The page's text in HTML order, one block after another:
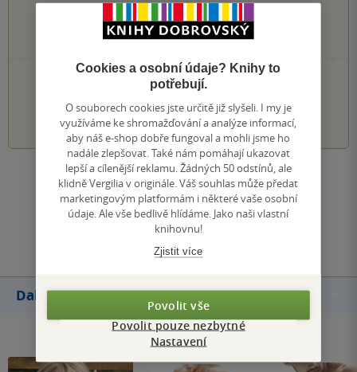
0×
0×
2 hvězdičky
0×
1 hvezdička
PŘIDEJTE SVÉ HODNOCENÍ KNIHY
1 2 3 4 5
Zobrazit všechna hodnocení
Přidat hodnocení
Další knihy autora
Cookies a osobní údaje? Knihy to
potřebují.
O souborech cookies jste určitě již slyšeli. I my je
využíváme ke shromažďování a analýze informací,
aby náš e-shop dobře fungoval a mohli jsme ho
nadále zlepšovat. Také nám pomáhají ukazovat
lepší a cílenější reklamu. Žádných 50 odstínů, ale
klidně Vergilia v originále. Váš souhlas může předat
marketingovým platformám i některé vaše osobní
údaje. Ale vše bedlivě hlídáme. Jako naši vlastní
knihovnu!
Zjistit více
Povolit vše
Povolit pouze nezbytné
Nastavení